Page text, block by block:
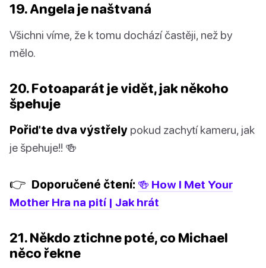
19. Angela je naštvaná
Všichni víme, že k tomu dochází častěji, než by
mělo.
20. Fotoaparát je vidět, jak někoho
špehuje
Pořiďte dva výstřely pokud zachytí kameru, jak
je špehuje!! 🍻
👉 Doporučené čtení: 🍻 How I Met Your
Mother Hra na pití | Jak hrát
21. Někdo ztichne poté, co Michael
něco řekne